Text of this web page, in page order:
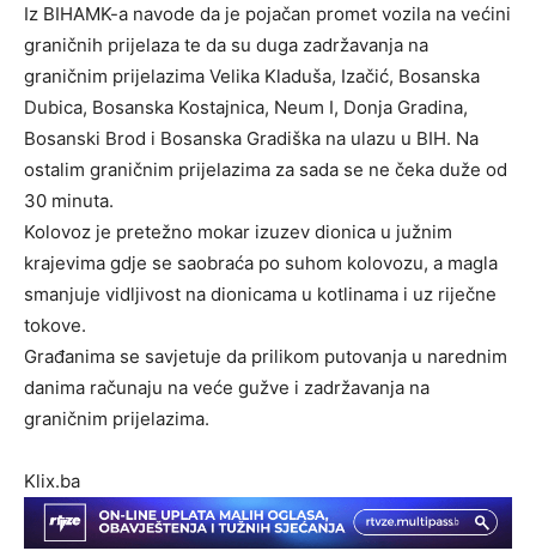
Iz BIHAMK-a navode da je pojačan promet vozila na većini
graničnih prijelaza te da su duga zadržavanja na
graničnim prijelazima Velika Kladuša, Izačić, Bosanska
Dubica, Bosanska Kostajnica, Neum I, Donja Gradina,
Bosanski Brod i Bosanska Gradiška na ulazu u BIH. Na
ostalim graničnim prijelazima za sada se ne čeka duže od
30 minuta.
Kolovoz je pretežno mokar izuzev dionica u južnim
krajevima gdje se saobraća po suhom kolovozu, a magla
smanjuje vidljivost na dionicama u kotlinama i uz riječne
tokove.
Građanima se savjetuje da prilikom putovanja u narednim
danima računaju na veće gužve i zadržavanja na
graničnim prijelazima.
Klix.ba